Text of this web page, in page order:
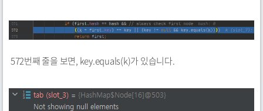
572번째 줄을 보면, key.equals(k)가 있습니다.